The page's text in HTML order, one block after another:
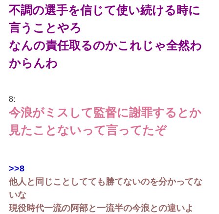
不調の選手を信じて使い続ける時に
言うことやろ
なんの責任取るのかこれじゃ全然わ
からんわ
8:
今浪がミスして監督に謝罪するとか
見たことないって言ってたぞ
>>8
他人と同じことしてても勝てないのを分かってな
いな
現役時代一流の阿部と一流半の今浪との違いよ